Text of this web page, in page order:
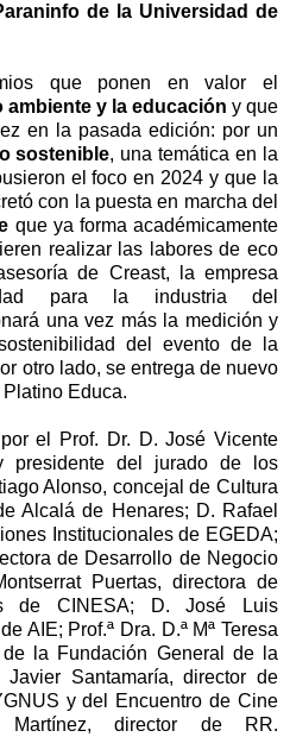
de la Universidad de
que ponen en valor el
y la educación y que
en la pasada edición: por un
sostenible, una temática en la
el foco en 2024 y que la
con la puesta en marcha del
que ya forma académicamente
realizar las labores de eco
de Creast, la empresa
para la industria del
una vez más la medición y
del evento de la
otro lado, se entrega de nuevo
Educa.
el Prof. Dr. D. José Vicente
del jurado de los
Alonso, concejal de Cultura
Alcalá de Henares; D. Rafael
Institucionales de EGEDA;
de Desarrollo de Negocio
Puertas, directora de
de CINESA; D. José Luis
AIE; Prof.ª Dra. D.ª Mª Teresa
la Fundación General de la
Santamaría, director de
y del Encuentro de Cine
Martínez, director de RR.